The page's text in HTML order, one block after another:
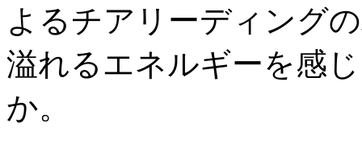
よるチアリーディング
溢れるエネルギーを感
か。